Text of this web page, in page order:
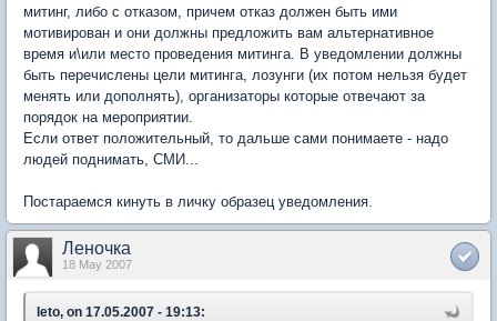
митинг, либо с отказом, причем отказ должен быть ими
мотивирован и они должны предложить вам альтернативное
время и\или место проведения митинга. В уведомлении должны
быть перечислены цели митинга, лозунги (их потом нельзя будет
менять или дополнять), организаторы которые отвечают за
порядок на мероприятии.
Если ответ положительный, то дальше сами понимаете - надо
людей поднимать, СМИ...
Постараемся кинуть в личку образец уведомления.
Леночка
18 May 2007
leto, on 17.05.2007 - 19:13: